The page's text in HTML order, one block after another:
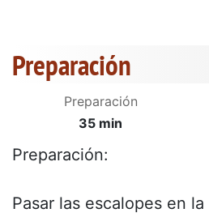
Preparación
Preparación
35 min
Preparación:
Pasar las escalopes en